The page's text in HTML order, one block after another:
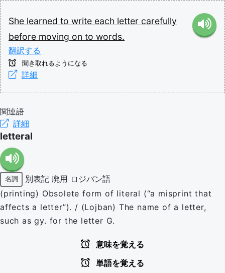
She learned to write each letter carefully
before moving on to words.
翻訳する
聞き取れるようになる
詳細
関連語
詳細
letteral
名詞 別表記 廃用 ロジバン語
(printing) Obsolete form of literal (“a misprint that
affects a letter”). / (Lojban) The name of a letter,
such as gy. for the letter G.
意味を覚える
単語を覚える